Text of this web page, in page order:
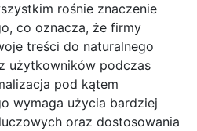
rośnie znaczenie
co oznacza, że firmy
treści do naturalnego
użytkowników podczas
pod kątem
wymaga użycia bardziej
oraz dostosowania